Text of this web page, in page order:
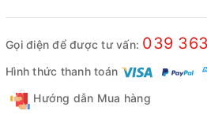
Gọi điện để được tư vấn: 039
Hình thức thanh toán
Hướng dẫn Mua hàng